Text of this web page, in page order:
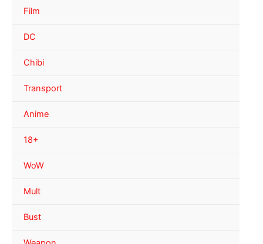
Film
DC
Chibi
Transport
Anime
18+
WoW
Mult
Bust